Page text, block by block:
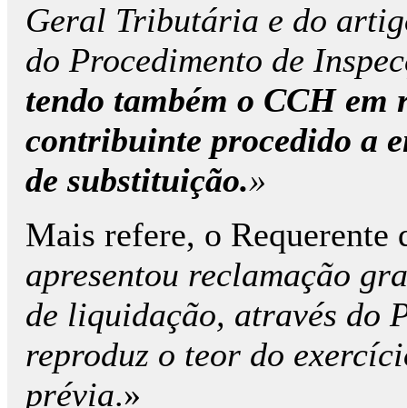
Geral Tributária e do
do Procedimento de
tendo também o CCH em
contribuinte procedido a
de substituição.»
Mais refere, o Requerente
apresentou reclamação
de liquidação, através do
reproduz o teor do
prévia.»